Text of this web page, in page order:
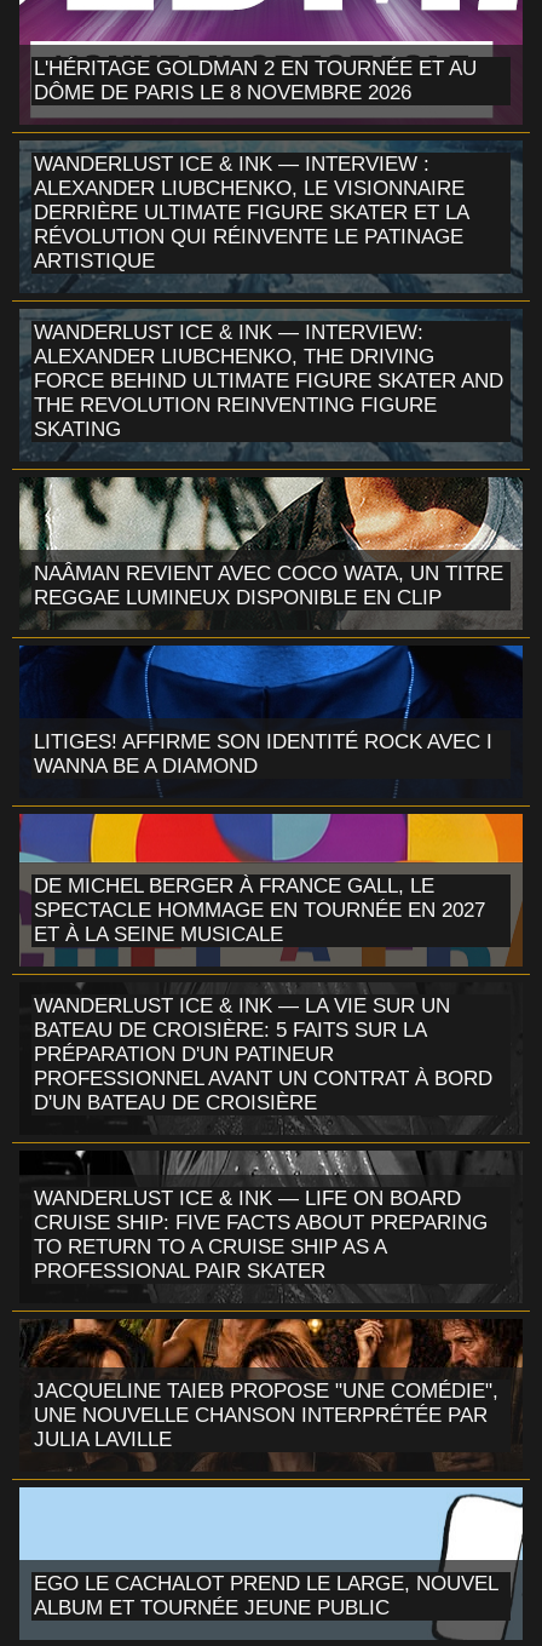
L'HÉRITAGE GOLDMAN 2 EN TOURNÉE ET AU
DÔME DE PARIS LE 8 NOVEMBRE 2026
WANDERLUST ICE & INK — INTERVIEW :
ALEXANDER LIUBCHENKO, LE VISIONNAIRE
DERRIÈRE ULTIMATE FIGURE SKATER ET LA
RÉVOLUTION QUI RÉINVENTE LE PATINAGE
ARTISTIQUE
WANDERLUST ICE & INK — INTERVIEW:
ALEXANDER LIUBCHENKO, THE DRIVING
FORCE BEHIND ULTIMATE FIGURE SKATER AND
THE REVOLUTION REINVENTING FIGURE
SKATING
NAÂMAN REVIENT AVEC COCO WATA, UN TITRE
REGGAE LUMINEUX DISPONIBLE EN CLIP
LITIGES! AFFIRME SON IDENTITÉ ROCK AVEC I
WANNA BE A DIAMOND
DE MICHEL BERGER À FRANCE GALL, LE
SPECTACLE HOMMAGE EN TOURNÉE EN 2027
ET À LA SEINE MUSICALE
WANDERLUST ICE & INK — LA VIE SUR UN
BATEAU DE CROISIÈRE: 5 FAITS SUR LA
PRÉPARATION D'UN PATINEUR
PROFESSIONNEL AVANT UN CONTRAT À BORD
D'UN BATEAU DE CROISIÈRE
WANDERLUST ICE & INK — LIFE ON BOARD
CRUISE SHIP: FIVE FACTS ABOUT PREPARING
TO RETURN TO A CRUISE SHIP AS A
PROFESSIONAL PAIR SKATER
JACQUELINE TAIEB PROPOSE "UNE COMÉDIE",
UNE NOUVELLE CHANSON INTERPRÉTÉE PAR
JULIA LAVILLE
EGO LE CACHALOT PREND LE LARGE, NOUVEL
ALBUM ET TOURNÉE JEUNE PUBLIC